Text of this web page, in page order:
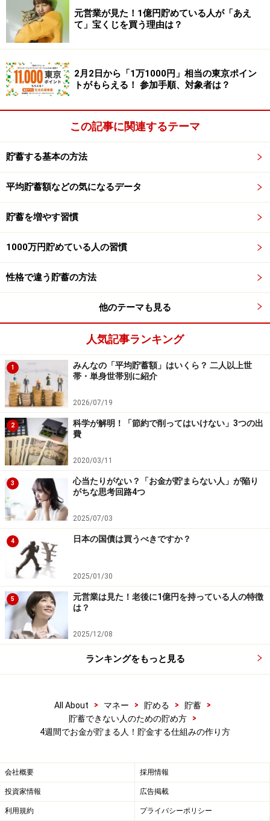
用意するもの
手帳もしくはスマホのカレンダー、通帳、クレジットカ
ードの明細（請求書）、電卓、鉛筆、ノート（手帳のメ
モ欄が多ければそれを利用します）。
復習です。貯める体質に改善するのに大切なことは「鉄
ボロボロになるだけ。でも、熱くなったときに打てば、
成功します。
お金が貯まる人になる！準備編
まずこのページをブックマーク。そして、まず先にすべ
ての課題に目を通して下さい。その後、実行する日を決
め、やることを手帳やスマホのカレンダーに書きます。
ポイントは、4週間先の予定がわからなくても、書くこ
とです。「他の予定が入るかも」と思っているうちは、
まだ体質が改善されていません。後回しにすることは
「お金を貯めない」ことと一緒です。別の予定が入った
らずらせばいいのです。
・なぜ、書くのか？
繰り返しになりますが、お金を貯めるうえで一番難しい
のは「始めること」です。書くことによって、自分のス
ケジュールに入れてしまえば、見て見ぬ振りができない
ので、後回しにする体質を改善できます。
・挫折しないために
多くの人が、パソコンやスマホの使い方を覚えるときに
挫折しないのは、その先にある「楽しいこと」や「必要
か、これをやらないとヤバイ！と思わないとなかなか重
い腰は上がりません。
ールではありません。「使うこと」がゴールです。目標
額と使い道を手帳に書くのも、モチベーションアップに
つながります。「楽しい目標」をしっかり手帳に書きま
元営業が見た！1億円貯めている人が「あえ
て」宝くじを買う理由は？
2月2日から「1万1000円」相当の東京ポイン
トがもらえる！ 参加手順、対象者は？
この記事に関連するテーマ
貯蓄する基本の方法
平均貯蓄額などの気になるデータ
貯蓄を増やす習慣
1000万円貯めている人の習慣
性格で違う貯蓄の方法
他のテーマも見る
人気記事ランキング
1
みんなの「平均貯蓄額」はいくら？ 二人以上世
帯・単身世帯別に紹介
2026/07/19
2
科学が解明！「節約で削ってはいけない」3つの出
費
2020/03/11
3
心当たりがない？「お金が貯まらない人」が陥り
がちな思考回路4つ
2025/07/03
4 日本の国債は買うべきですか？
2025/01/30
5
元営業は見た！老後に1億円を持っている人の特徴
は？
2025/12/08
ランキングをもっと見る
All About > マネー > 貯める > 貯蓄
>
貯蓄できない人のための貯め方
>
4週間でお金が貯まる人！貯金する仕組みの作り方
会社概要 採用情報
投資家情報 広告掲載
利用規約 プライバシーポリシー